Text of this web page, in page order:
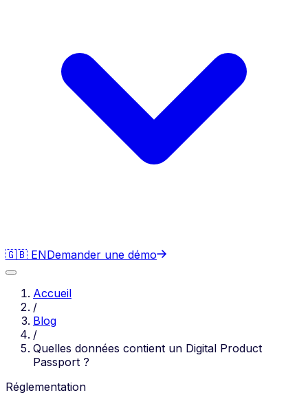
🇬🇧 ENDemander une démo
Accueil
/
Blog
/
Quelles données contient un Digital Product
Passport ?
Réglementation